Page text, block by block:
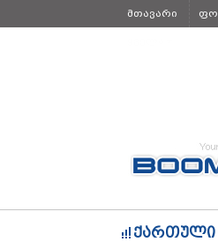
მთავარი
ქართული